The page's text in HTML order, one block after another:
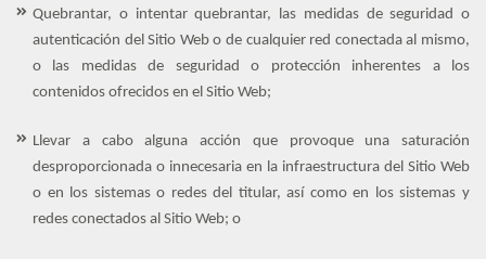
Quebrantar, o intentar quebrantar, las medidas de seguridad o
autenticación del Sitio Web o de cualquier red conectada al mismo,
o las medidas de seguridad o protección inherentes a los
contenidos ofrecidos en el Sitio Web;
Llevar a cabo alguna acción que provoque una saturación
desproporcionada o innecesaria en la infraestructura del Sitio Web
o en los sistemas o redes del titular, así como en los sistemas y
redes conectados al Sitio Web; o